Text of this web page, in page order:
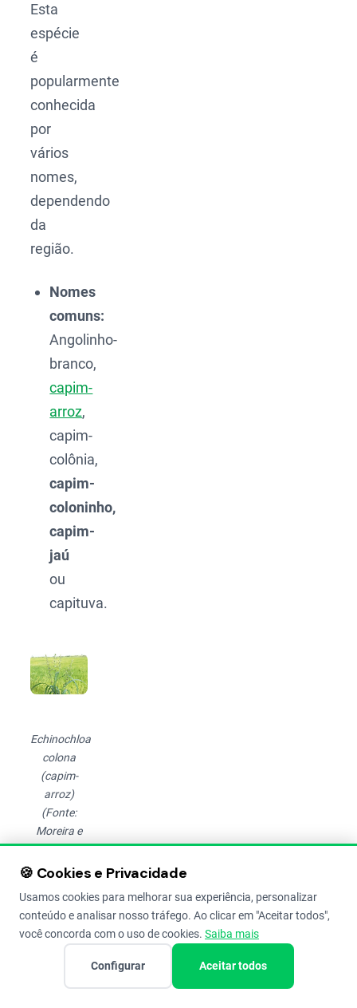
Esta
espécie
é
popularmente
conhecida
por
vários
nomes,
dependendo
da
região.
Nomes
comuns:
Angolinho-
branco,
capim-
arroz,
capim-
colônia,
capim-
coloninho,
capim-
jaú
ou
capituva.
Echinochloa
colona
(capim-
arroz)
(Fonte:
Moreira e
Bragança,
2010)
gramínea
de ciclo
família
🍪 Cookies e Privacidade
Usamos cookies para melhorar sua experiência, personalizar
conteúdo e analisar nosso tráfego. Ao clicar em "Aceitar todos",
você concorda com o uso de cookies. Saiba mais
Configurar Aceitar todos